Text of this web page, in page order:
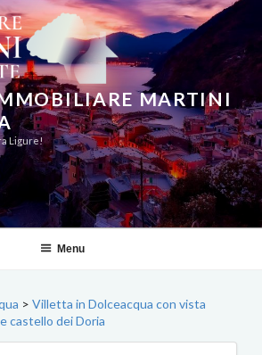
MARTINI
Ligure!
Menu
> Villetta in Dolceacqua con vista
castello dei Doria